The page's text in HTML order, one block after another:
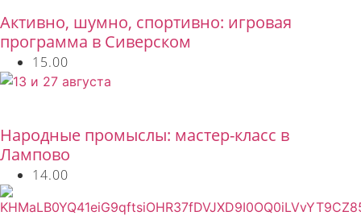
Активно, шумно, спортивно: игровая
программа в Сиверском
15.00
Народные промыслы: мастер-класс в
Лампово
14.00